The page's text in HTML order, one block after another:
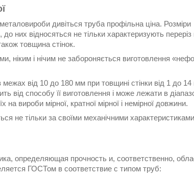
дивіться труба профільна ціна. Розміри
них відносяться не тільки характеризують
товщина стінок.
ніким і нічим не забороняється виготовлення
від 10 до 180 мм при товщині стінки від 1 до
від способу її виготовлення і може лежати в
вироби мірної, кратної мірної і немірної довжини.
не тільки за своїми механічними
определяющая прочность и, соответственно,
ГОСТом в соответствие с типом труб: